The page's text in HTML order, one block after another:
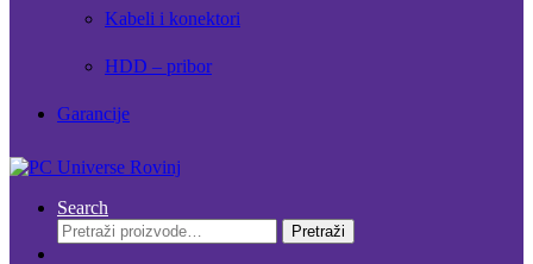
Kabeli i konektori
HDD – pribor
Garancije
Search
Pretraži:
Pretraži